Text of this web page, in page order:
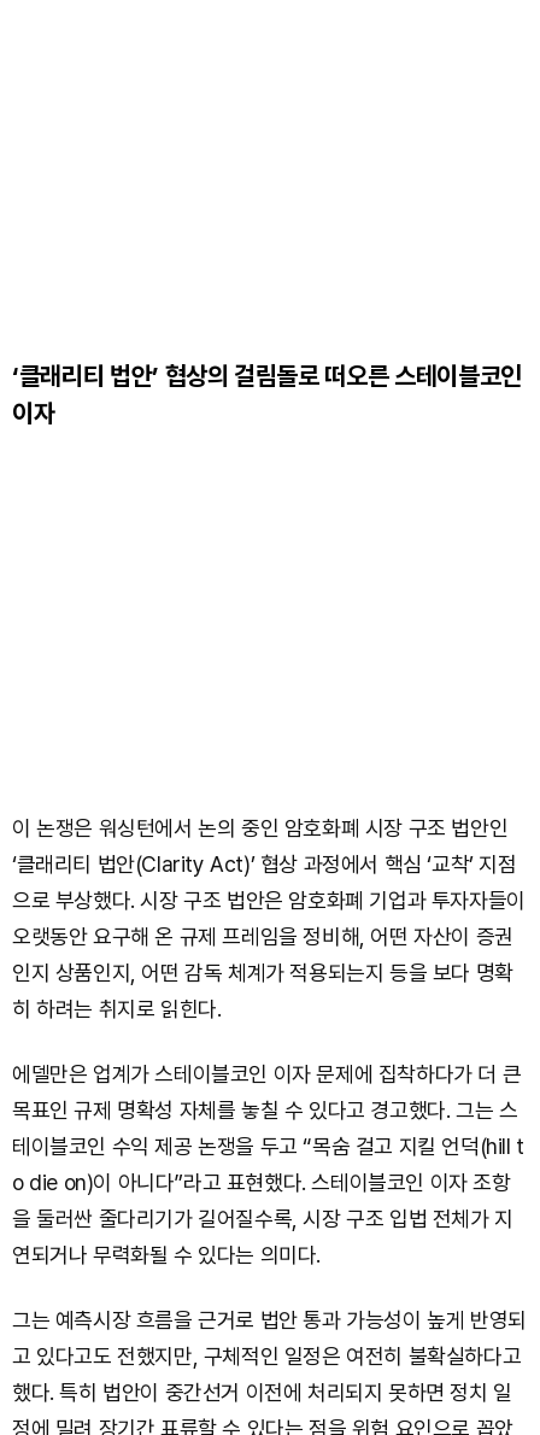
‘클래리티 법안’ 협상의 걸림돌로 떠오른 스테이블코인
이자
이 논쟁은 워싱턴에서 논의 중인 암호화폐 시장 구조 법안인
‘클래리티 법안(Clarity Act)’ 협상 과정에서 핵심 ‘교착’ 지점
으로 부상했다. 시장 구조 법안은 암호화폐 기업과 투자자들이
오랫동안 요구해 온 규제 프레임을 정비해, 어떤 자산이 증권
인지 상품인지, 어떤 감독 체계가 적용되는지 등을 보다 명확
히 하려는 취지로 읽힌다.
에델만은 업계가 스테이블코인 이자 문제에 집착하다가 더 큰
목표인 규제 명확성 자체를 놓칠 수 있다고 경고했다. 그는 스
테이블코인 수익 제공 논쟁을 두고 “목숨 걸고 지킬 언덕(hill t
o die on)이 아니다”라고 표현했다. 스테이블코인 이자 조항
을 둘러싼 줄다리기가 길어질수록, 시장 구조 입법 전체가 지
연되거나 무력화될 수 있다는 의미다.
그는 예측시장 흐름을 근거로 법안 통과 가능성이 높게 반영되
고 있다고도 전했지만, 구체적인 일정은 여전히 불확실하다고
했다. 특히 법안이 중간선거 이전에 처리되지 못하면 정치 일
정에 밀려 장기간 표류할 수 있다는 점을 위험 요인으로 꼽았